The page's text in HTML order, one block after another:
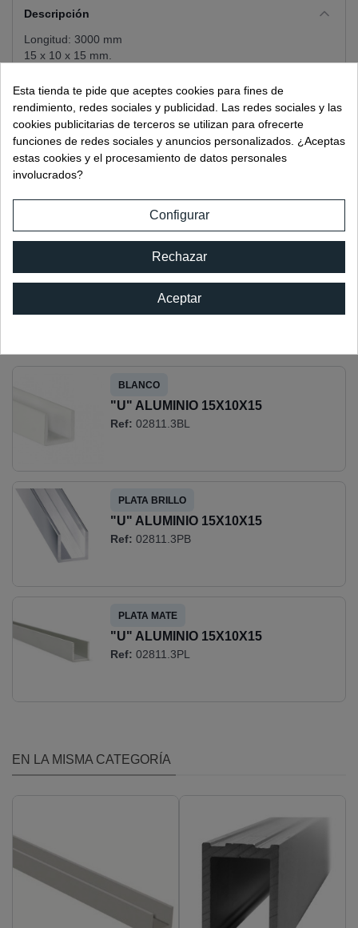
Descripción
Longitud: 3000 mm
15 x 10 x 15 mm.
Detalles del producto
FICHA TÉCNICA
Referencia Catalogo 2811.3NE
Longitud 3000 MM
Grosor 6 MM
"U" ALUMINIO 15X10X15
BLANCO
Ref: 02811.3BL
"U" ALUMINIO 15X10X15
PLATA BRILLO
Ref: 02811.3PB
"U" ALUMINIO 15X10X15
PLATA MATE
Ref: 02811.3PL
EN LA MISMA CATEGORÍA
Esta tienda te pide que aceptes cookies para fines de
rendimiento, redes sociales y publicidad. Las redes sociales y las
cookies publicitarias de terceros se utilizan para ofrecerte
funciones de redes sociales y anuncios personalizados. ¿Aceptas
estas cookies y el procesamiento de datos personales
involucrados?
Configurar
Rechazar
Aceptar